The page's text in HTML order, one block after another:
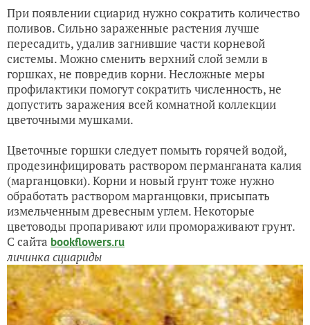
При появлении сциарид нужно сократить количество
поливов. Сильно зараженные растения лучше
пересадить, удалив загнившие части корневой
системы. Можно сменить верхний слой земли в
горшках, не повредив корни. Несложные меры
профилактики помогут сократить численность, не
допустить заражения всей комнатной коллекции
цветочными мушками.
Цветочные горшки следует помыть горячей водой,
продезинфицировать раствором перманганата калия
(марганцовки). Корни и новый грунт тоже нужно
обработать раствором марганцовки, присыпать
измельченным древесным углем. Некоторые
цветоводы пропаривают или промораживают грунт.
С сайта bookflowers.ru
личинка сциариды